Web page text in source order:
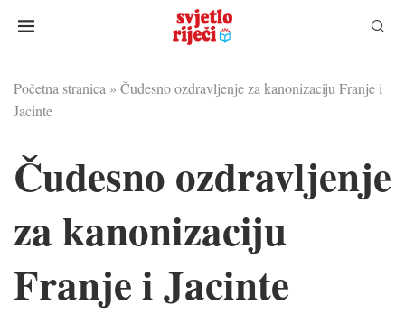
Početna stranica » Čudesno ozdravljenje za kanonizaciju Franje i
Jacinte
Čudesno ozdravljenje
za kanonizaciju
Franje i Jacinte